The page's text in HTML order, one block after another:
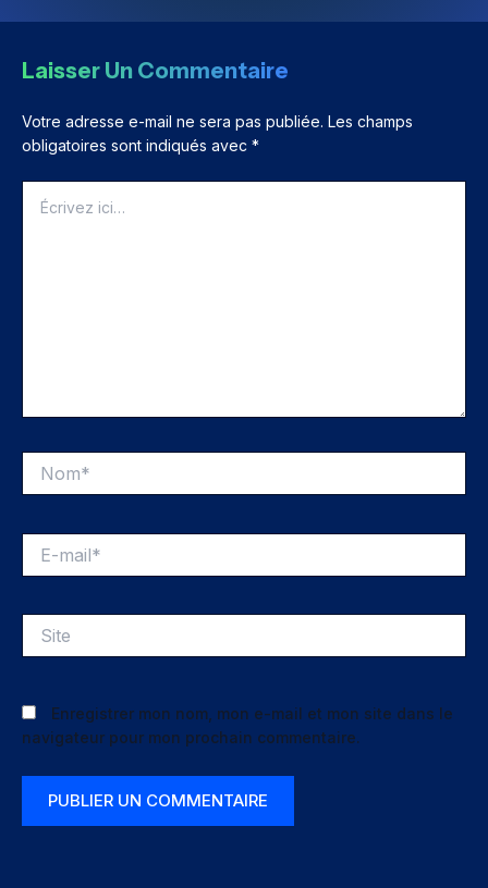
Laisser Un Commentaire
Votre adresse e-mail ne sera pas publiée. Les champs
obligatoires sont indiqués avec *
ici…
mail*
Enregistrer mon nom, mon e-mail et mon site dans le
navigateur pour mon prochain commentaire.